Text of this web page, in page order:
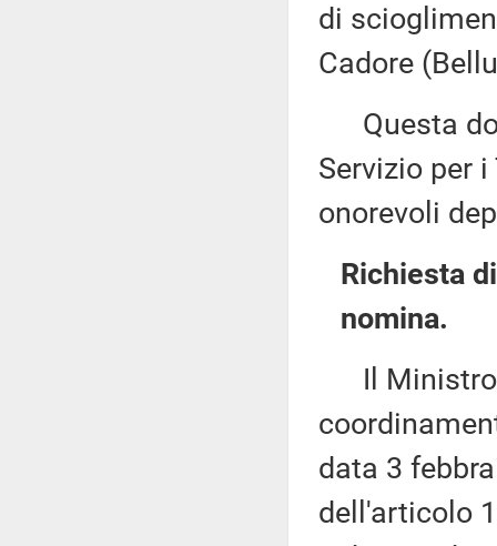
di
Cadore
Questa
Servizio per
onorevoli
Richiesta
nomina.
Il Ministro
data 3
dell'articolo